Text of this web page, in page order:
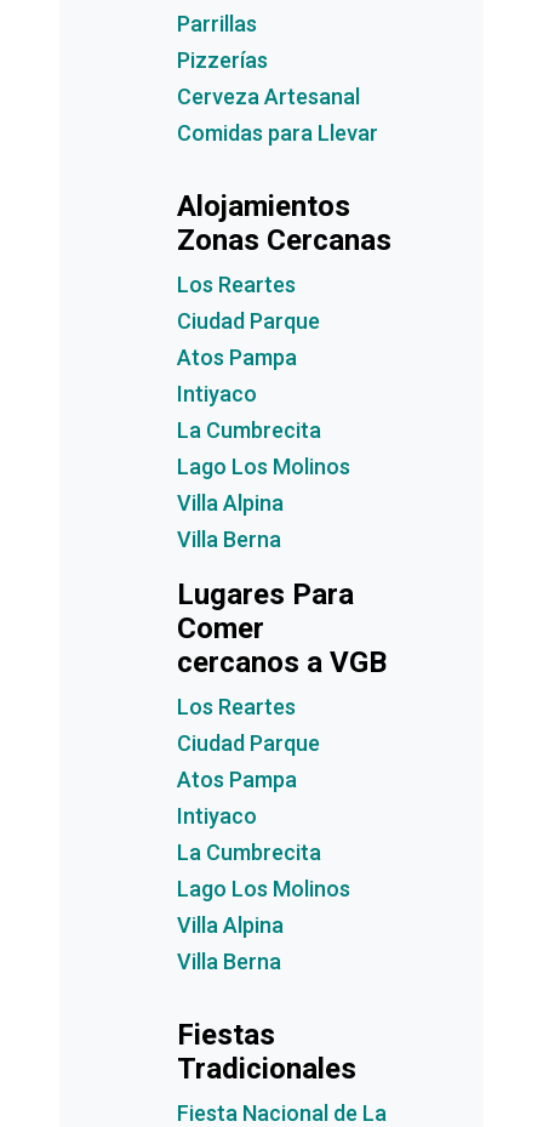
Parrillas
Pizzerías
Cerveza Artesanal
Comidas para Llevar
Alojamientos
Zonas Cercanas
Los Reartes
Ciudad Parque
Atos Pampa
Intiyaco
La Cumbrecita
Lago Los Molinos
Villa Alpina
Villa Berna
Lugares Para
Comer
cercanos a VGB
Los Reartes
Ciudad Parque
Atos Pampa
Intiyaco
La Cumbrecita
Lago Los Molinos
Villa Alpina
Villa Berna
Fiestas
Tradicionales
Fiesta Nacional de La